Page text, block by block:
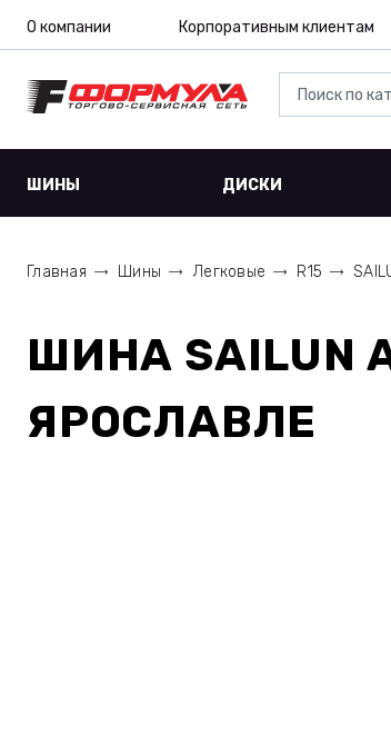
О компании Корпоративным клиентам
ШИНЫ ДИСКИ
Главная Шины Легковые R15
ШИНА SAILUN
ЯРОСЛАВЛЕ